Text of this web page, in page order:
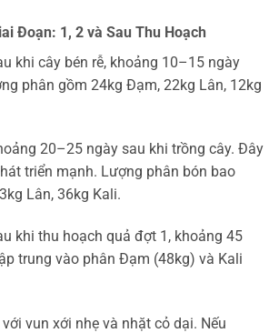
Đoạn: 1, 2 và Sau Thu Hoạch
khi cây bén rễ, khoảng 10–15 ngày
phân gồm 24kg Đạm, 22kg Lân, 12kg
20–25 ngày sau khi trồng cây. Đây
triển mạnh. Lượng phân bón bao
Lân, 36kg Kali.
khi thu hoạch quả đợt 1, khoảng 45
trung vào phân Đạm (48kg) và Kali
vun xới nhẹ và nhặt cỏ dại. Nếu